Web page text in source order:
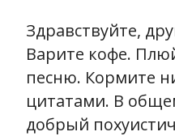
Здравствуйте,
Варите кофе.
песню. Кормите
цитатами. В
добрый